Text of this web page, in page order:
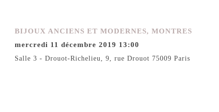
BIJOUX ANCIENS ET MODERNES, MONTRES
mercredi 11 décembre 2019 13:00
Salle 3 - Drouot-Richelieu, 9, rue Drouot 75009 Paris